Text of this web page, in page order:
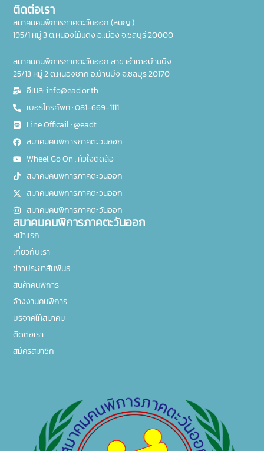
ติดต่อเรา
สมาคมคนพิการภาคตะวันออก (สนญ.)
195/1 หมู่ 3 ต.หนองไม้แดง อ.เมือง จ.ชลบุรี 20000
สมาคมคนพิการภาคตะวันออก สาขาอำเภอบ้านบึง
25/13 หมู่ 2 ต.หนองชาก อ.บ้านบึง จ.ชลบุรี 20170
อีเมล: info@ead.or.th
เบอร์โทรศัพท์ : 081-669-1111
Line Officail : @eadt
สมาคมคนพิการภาคตะวันออก
Wheel Go On : หัวใจติดล้อ
สมาคมคนพิการภาคตะวันออก
สมาคมคนพิการภาคตะวันออก
สมาคมคนพิการภาคตะวันออก
สมาคมคนพิการภาคตะวันออก
หน้าแรก
เกี่ยวกับเรา
ข่าวประชาสัมพันธ์
สินค้าคนพิการ
จ้างงานคนพิการ
บริจาคให้สมาคม
ติดต่อเรา
สมัครสมาชิก